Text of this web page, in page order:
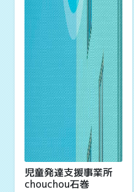
児童発達支援事業所
chouchou石巻